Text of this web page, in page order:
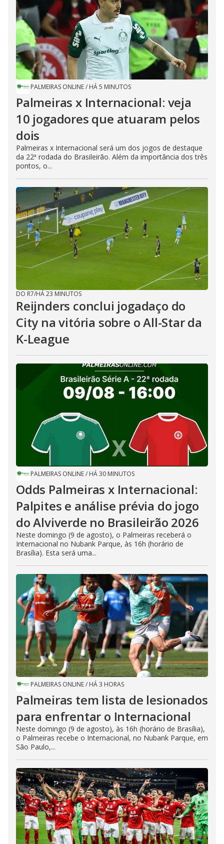
PALMEIRAS ONLINE/ HÁ 5 MINUTOS
Palmeiras x Internacional: veja
10 jogadores que atuaram pelos
dois
Palmeiras x Internacional será um dos jogos de destaque
da 22ª rodada do Brasileirão. Além da importância dos três
pontos, o...
DO R7/HÁ 23 MINUTOS
Reijnders conclui jogadaço do
City na vitória sobre o All-Star da
K-League
PALMEIRAS ONLINE/ HÁ 30 MINUTOS
Odds Palmeiras x Internacional:
Palpites e análise prévia do jogo
do Alviverde no Brasileirão 2026
Neste domingo (9 de agosto), o Palmeiras receberá o
Internacional no Nubank Parque, às 16h (horário de
Brasília). Esta será uma...
PALMEIRAS ONLINE/ HÁ 3 HORAS
Palmeiras tem lista de lesionados
para enfrentar o Internacional
Neste domingo (9 de agosto), às 16h (horário de Brasília),
o Palmeiras recebe o Internacional, no Nubank Parque, em
São Paulo,...